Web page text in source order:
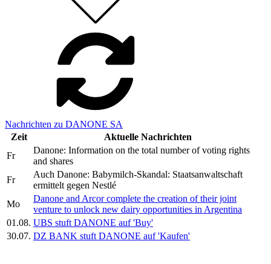
Nachrichten zu DANONE SA
Zeit
Aktuelle Nachrichten
Fr
Danone: Information on the total number of voting rights
and shares
Fr
Auch Danone: Babymilch-Skandal: Staatsanwaltschaft
ermittelt gegen Nestlé
Mo
Danone and Arcor complete the creation of their joint
venture to unlock new dairy opportunities in Argentina
01.08. UBS stuft DANONE auf 'Buy'
30.07. DZ BANK stuft DANONE auf 'Kaufen'